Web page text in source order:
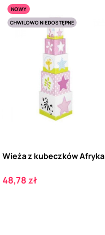
NOWY
CHWILOWO NIEDOSTĘPNE
Wieża z kubeczków Afryka
Cena
48,78 zł